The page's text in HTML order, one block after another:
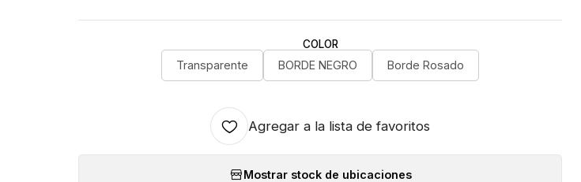
COLOR
Transparente BORDE NEGRO Borde Rosado
Agregar a la lista de favoritos
Mostrar stock de ubicaciones